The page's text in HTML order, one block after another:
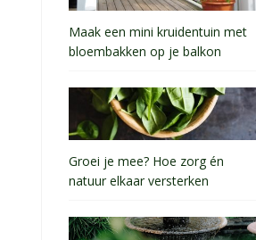
Maak een mini kruidentuin met
bloembakken op je balkon
Groei je mee? Hoe zorg én
natuur elkaar versterken